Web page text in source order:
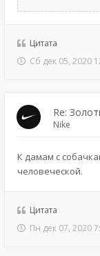
Цитата
Сб дек 05, 2020
Re:
Nike
К дамам с
человеческой.
Цитата
Пн дек 07, 2020